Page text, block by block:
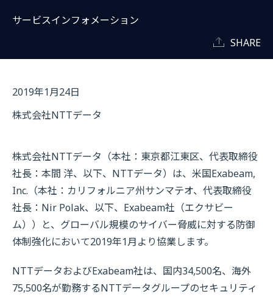
サービスインフォメーション
SHARE
2019年1月24日
株式会社NTTデータ
株式会社NTTデータ（本社：東京都江東区、代表取締役
社長：本間 洋、以下、NTTデータ）は、米国Exabeam,
Inc.（本社：カリフォルニア州サンマテオ、代表取締役
社長：Nir Polak、以下、Exabeam社（エクサビー
ム））と、グローバル規模のサイバー脅威に対する防御
体制強化において2019年1月より協業します。
NTTデータおよびExabeam社は、国内34,500名、海外
75,500名が勤務するNTTデータグループのセキュリティ